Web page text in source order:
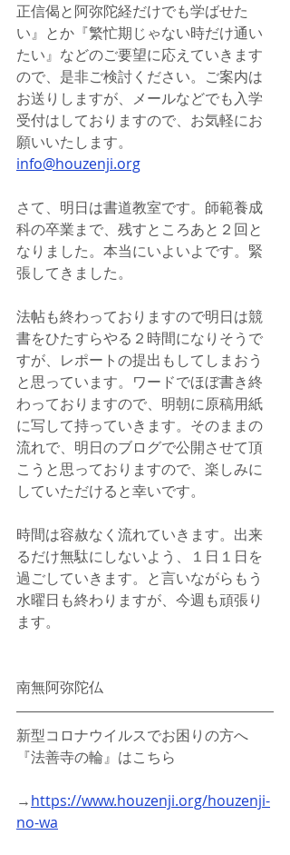
正信偈と阿弥陀経だけでも学ばせた
い』とか『繁忙期じゃない時だけ通い
たい』などのご要望に応えていきます
ので、是非ご検討ください。ご案内は
お送りしますが、メールなどでも入学
受付はしておりますので、お気軽にお
願いいたします。
info@houzenji.org
さて、明日は書道教室です。師範養成
科の卒業まで、残すところあと２回と
なりました。本当にいよいよです。緊
張してきました。
法帖も終わっておりますので明日は競
書をひたすらやる２時間になりそうで
すが、レポートの提出もしてしまおう
と思っています。ワードでほぼ書き終
わっておりますので、明朝に原稿用紙
に写して持っていきます。そのままの
流れで、明日のブログで公開させて頂
こうと思っておりますので、楽しみに
していただけると幸いです。
時間は容赦なく流れていきます。出来
るだけ無駄にしないよう、１日１日を
過ごしていきます。と言いながらもう
水曜日も終わりますが、今週も頑張り
ます。
南無阿弥陀仏
新型コロナウイルスでお困りの方へ
『法善寺の輪』はこちら
→https://www.houzenji.org/houzenji-
no-wa